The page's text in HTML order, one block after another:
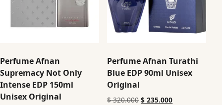
Perfume Afnan
Supremacy Not Only
Intense EDP 150ml
Unisex Original
Perfume Afnan Turathi
Blue EDP 90ml Unisex
Original
$320.000 $ 235.000